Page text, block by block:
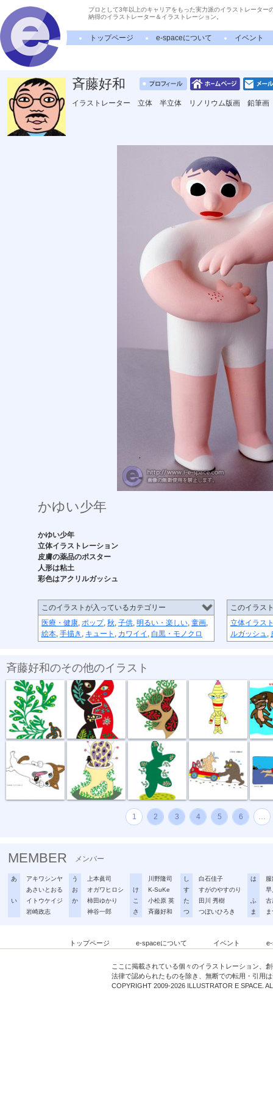
プロとして3年以上のキャリアをもった実力派のイラストレーター
納得のイラストレーター＆イラストレーション。
トップページ e-spaceについて イベント
斉藤好和
イラストレーター 立体 半立体 リノリウム版画 鉛筆画
かゆい少年
かゆい少年
立体イラストレーション
皮膚の薬品のポスター
人形は粘土
彩色はアクリルガッシュ
このイラストが入っているカテゴリー
医療・健康, ポップ, 秋, 子供, 明るい・楽しい, 童画,
絵本, 手描き , キュート , カワイイ , 白黒・モノクロ
このイラス
立体イラス
ルガッシュ,
斉藤好和のその他のイラスト
植物のチカラ 組み合わせ 植木鉢
どう、このポ... おいしい匂い 新しい種 坂道登れば 遠泳
1 2 3 4 5 6 …
MEMBER メンバー
あ
アキワシンヤ
あさいとおる
い
イトウケイジ
岩崎政志
う
上本眞司
お
オガワヒロシ
か
柿田ゆかり
神谷一郎
川野隆司
け
K-SuKe
こ
小松原 英
さ
斉藤好和
し
白石佳子
す
すがのやすのり
た
田川 秀樹
つ
つぼいひろき
は
早
ふ
古
ま
トップページ e-spaceについて イベント
ここに掲載されている個々のイラストレーション、
法律で認められたものを除き、無断での転用・引用
COPYRIGHT 2009-2026 ILLUSTRATOR E SPACE.